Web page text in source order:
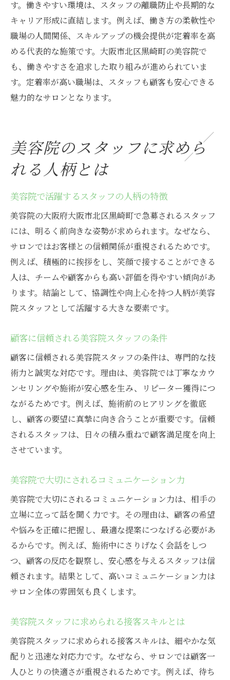
す。働きやすい環境は、スタッフの離職防止や長期的な
キャリア形成に直結します。例えば、働き方の柔軟性や
職場の人間関係、スキルアップの機会提供が定着率を高
める代表的な施策です。大阪市北区黒崎町の美容院で
も、働きやすさを追求した取り組みが進められていま
す。定着率が高い職場は、スタッフも顧客も安心できる
魅力的なサロンとなります。
美容院のスタッフに求めら
れる人柄とは
美容院で活躍するスタッフの人柄の特徴
美容院の大阪府大阪市北区黒崎町で急募されるスタッフ
には、明るく前向きな姿勢が求められます。なぜなら、
サロンではお客様との信頼関係が重視されるためです。
例えば、積極的に挨拶をし、笑顔で接することができる
人は、チームや顧客からも高い評価を得やすい傾向があ
ります。結論として、協調性や向上心を持つ人柄が美容
院スタッフとして活躍する大きな要素です。
顧客に信頼される美容院スタッフの条件
顧客に信頼される美容院スタッフの条件は、専門的な技
術力と誠実な対応です。理由は、美容院では丁寧なカウ
ンセリングや施術が安心感を生み、リピーター獲得につ
ながるためです。例えば、施術前のヒアリングを徹底
し、顧客の要望に真摯に向き合うことが重要です。信頼
されるスタッフは、日々の積み重ねで顧客満足度を向上
させています。
美容院で大切にされるコミュニケーション力
美容院で大切にされるコミュニケーション力は、相手の
立場に立って話を聞く力です。その理由は、顧客の希望
や悩みを正確に把握し、最適な提案につなげる必要があ
るからです。例えば、施術中にさりげなく会話をしつ
つ、顧客の反応を観察し、安心感を与えるスタッフは信
頼されます。結果として、高いコミュニケーション力は
サロン全体の雰囲気も良くします。
美容院スタッフに求められる接客スキルとは
美容院スタッフに求められる接客スキルは、細やかな気
配りと迅速な対応力です。なぜなら、サロンでは顧客一
人ひとりの快適さが重視されるためです。例えば、待ち